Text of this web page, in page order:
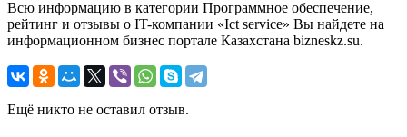
Всю информацию в категории Программное обеспечение,
рейтинг и отзывы о IT-компании «Ict service» Вы найдете на
информационном бизнес портале Казахстана bizneskz.su.
Ещё никто не оставил отзыв.